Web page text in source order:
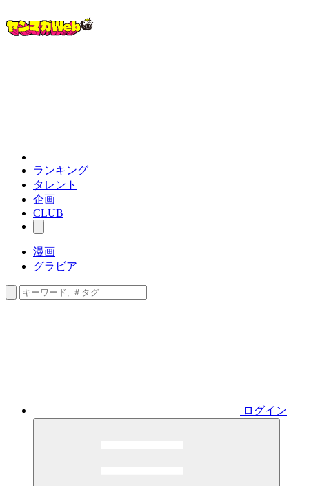
ランキング
タレント
企画
CLUB
漫画
グラビア
ログイン